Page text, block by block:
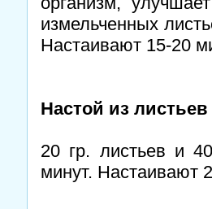
измельченных
Настаивают 15-20
Настой из
20 гр. листьев и
минут. Настаивают